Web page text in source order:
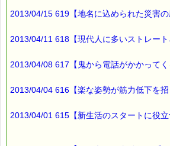
2013/04/15 619【地名に込められた災害の
2013/04/11 618【現代人に多いストレート
2013/04/08 617【鬼から電話がかかってく
2013/04/04 616【楽な姿勢が筋力低下を招
2013/04/01 615【新生活のスタートに役立